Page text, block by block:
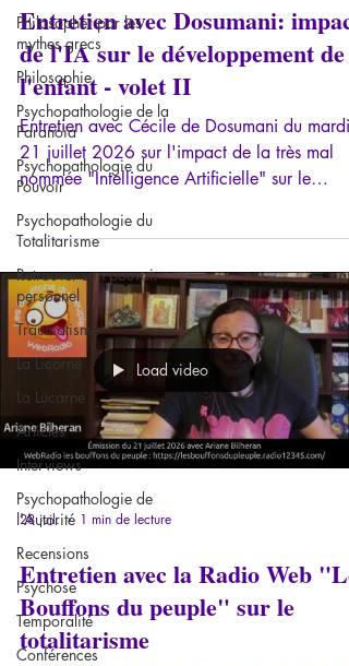
Philosopher par les
mythes grecs
Philosophie
Psychopathologie de la
Paranoïa
Psychopathologie du
Pouvoir
Psychopathologie du
Totalitarisme
Retrouver son pouvoir
personnel
Traumatisme
La Licorne
La Lucarne
Articles
Interviews
Psychopathologie de
l'Autorité
Recensions
Psychose
Temporalité
Conférences
Entretien avec Dosumani: impact
de l'IA sur le développement de
l'enfant - volet II
Entretien avec Cécile de Dosumani du mardi
21 juillet 2026 sur l'impact de la très mal
nommée "Intelligence Artificielle" sur le
Load video
28 juil. 1 min de lecture
Entretien avec la Radio Web
Bouffons du peuple" sur le
totalitarisme